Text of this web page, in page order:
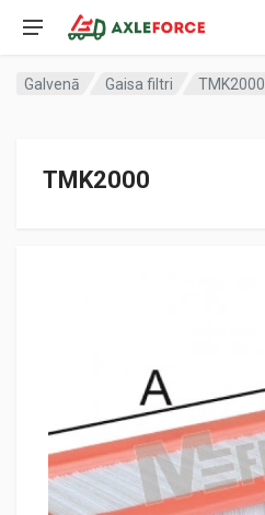
Galvenā Gaisa filtri TMK2000
TMK2000